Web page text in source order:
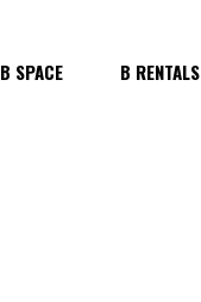
B SPACE B RENTALS